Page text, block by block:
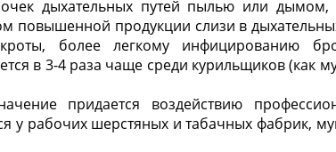
дыхательных путей пылью или
повышенной продукции слизи в
более легкому инфицированию
в 3-4 раза чаще среди курильщиков (как
придается воздействию
у рабочих шерстя­ных и табачных фабрик,